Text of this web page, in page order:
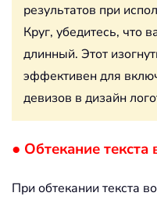
результатов при
Круг, убедитесь, что
длинный. Этот
эффективен для
девизов в дизайн
● Обтекание текста
При обтекании текста